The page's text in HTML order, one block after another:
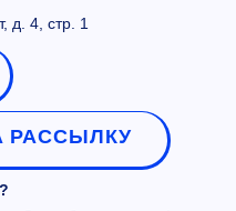
д. 4, стр. 1
РАССЫЛКУ